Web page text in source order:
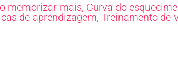
memorizar mais, Curva do
de aprendizagem, Treinamento de